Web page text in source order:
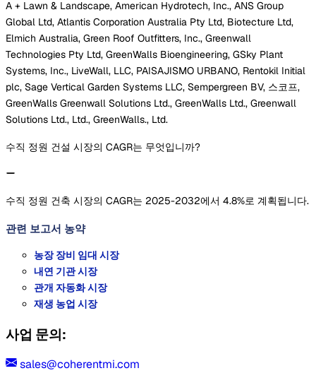
A + Lawn & Landscape, American Hydrotech, Inc., ANS Group
Global Ltd, Atlantis Corporation Australia Pty Ltd, Biotecture Ltd,
Elmich Australia, Green Roof Outfitters, Inc., Greenwall
Technologies Pty Ltd, GreenWalls Bioengineering, GSky Plant
Systems, Inc., LiveWall, LLC, PAISAJISMO URBANO, Rentokil Initial
plc, Sage Vertical Garden Systems LLC, Sempergreen BV, 스코프,
GreenWalls Greenwall Solutions Ltd., GreenWalls Ltd., Greenwall
Solutions Ltd., Ltd., GreenWalls., Ltd.
수직 정원 건설 시장의 CAGR는 무엇입니까?
수직 정원 건축 시장의 CAGR는 2025-2032에서 4.8%로 계획됩니다.
관련 보고서 농약
농장 장비 임대 시장
내연 기관 시장
관개 자동화 시장
재생 농업 시장
사업 문의:
sales@coherentmi.com